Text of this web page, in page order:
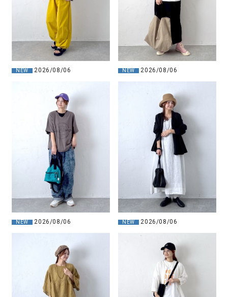
NEW 2026/08/06 NEW 2026/08/06
NEW 2026/08/06 NEW 2026/08/06